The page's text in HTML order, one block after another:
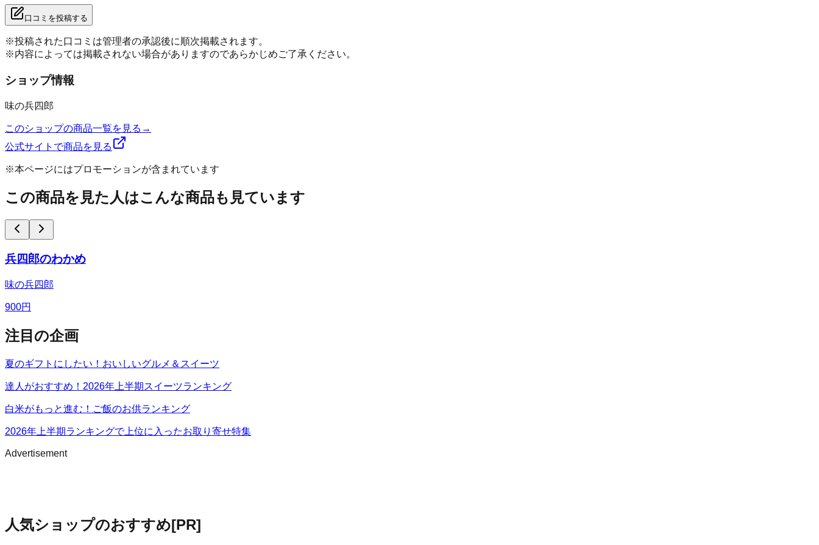
口コミを投稿する
※投稿された口コミは管理者の承認後に順次掲載されます。
※内容によっては掲載されない場合がありますのであらかじめご了承ください。
ショップ情報
味の兵四郎
このショップの商品一覧を見る →
公式サイトで商品を見る
※本ページにはプロモーションが含まれています
この商品を見た人はこんな商品も見ています
兵四郎のわかめ
味の兵四郎
900円
注目の企画
夏のギフトにしたい！おいしいグルメ＆スイーツ
達人がおすすめ！2026年上半期スイーツランキング
白米がもっと進む！ご飯のお供ランキング
2026年上半期ランキングで上位に入ったお取り寄せ特集
Advertisement
人気ショップのおすすめ[PR]